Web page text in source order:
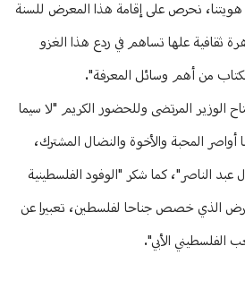
نحرص على إقامة هذا المعرض للسنة
ثقافية علها تساهم في ردع هذا الغزو
من أهم وسائل المعرفة".
الوزير المرتضى وللحضور الكريم "لا سيما
المحبة والأخوة والنضال المشترك،
عبد الناصر"، كما شكر "الوفود الفلسطينية
الذي خصص جناحا لفلسطين، تعبيرا عن
الفلسطيني الأبي".